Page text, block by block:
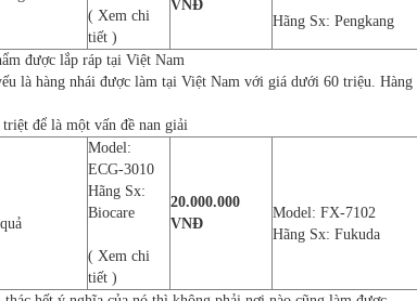
( Xem chi
tiết )
VNĐ
Hãng Sx: Pengkang
được lắp ráp tại Việt Nam
là hàng nhái được làm tại Việt Nam với giá dưới 60 triệu. Hàng
để là một vấn đề nan giải
Model:
ECG-3010
Hãng Sx:
Biocare
( Xem chi
tiết )
20.000.000
VNĐ
Model: FX-7102
Hãng Sx: Fukuda